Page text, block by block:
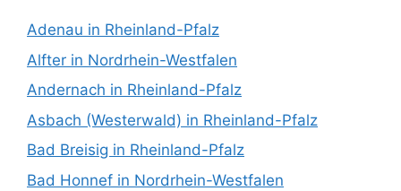
Adenau in Rheinland-Pfalz
Alfter in Nordrhein-Westfalen
Andernach in Rheinland-Pfalz
Asbach (Westerwald) in Rheinland-Pfalz
Bad Breisig in Rheinland-Pfalz
Bad Honnef in Nordrhein-Westfalen